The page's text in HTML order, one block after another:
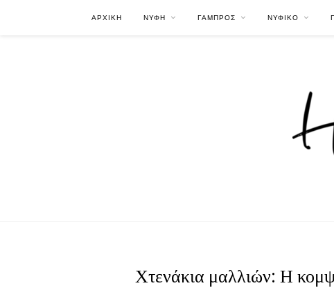
ΑΡΧΙΚΗ ΝΥΦΗ ΓΑΜΠΡΟΣ ΝΥΦΙΚΟ
Χτενάκια μαλλιών: Η